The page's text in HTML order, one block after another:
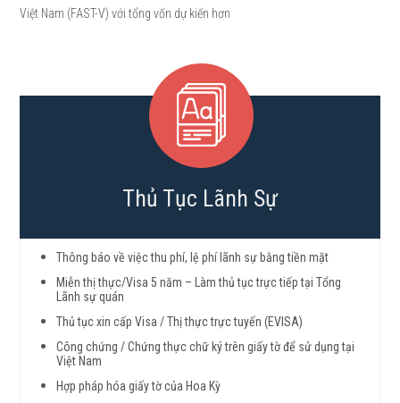
Việt Nam (FAST-V) với tổng vốn dự kiến hơn
Thủ Tục Lãnh Sự
Thông báo về việc thu phí, lệ phí lãnh sự bằng tiền mặt
Miễn thị thực/Visa 5 năm – Làm thủ tục trực tiếp tại Tổng
Lãnh sự quán
Thủ tục xin cấp Visa / Thị thực trực tuyến (EVISA)
Công chứng / Chứng thực chữ ký trên giấy tờ để sử dụng tại
Việt Nam
Hợp pháp hóa giấy tờ của Hoa Kỳ